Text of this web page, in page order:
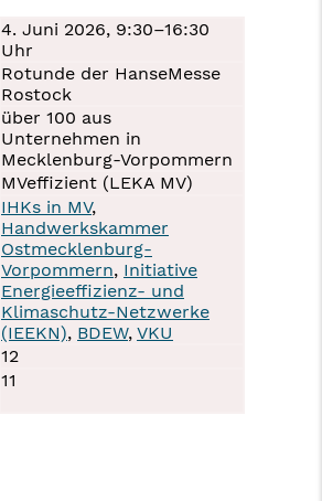
4. Juni 2026, 9:30–16:30
Uhr
Rotunde der HanseMesse
Rostock
über 100 aus
Unternehmen in
Mecklenburg-Vorpommern
MVeffizient (LEKA MV)
IHKs in MV,
Handwerkskammer
Ostmecklenburg-
Vorpommern, Initiative
Energieeffizienz- und
Klimaschutz-Netzwerke
(IEEKN), BDEW, VKU
12
11